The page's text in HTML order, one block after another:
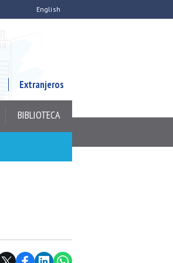
English
Extranjeros
BIBLIOTECA